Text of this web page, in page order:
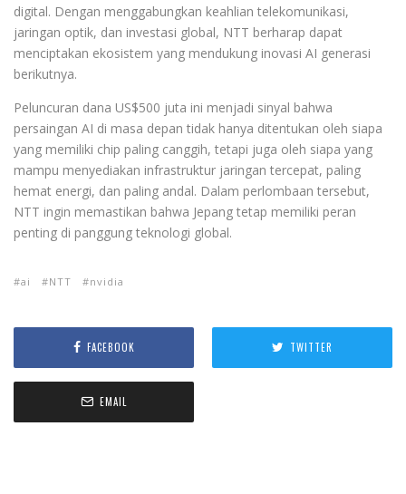
digital. Dengan menggabungkan keahlian telekomunikasi,
jaringan optik, dan investasi global, NTT berharap dapat
menciptakan ekosistem yang mendukung inovasi AI generasi
berikutnya.
Peluncuran dana US$500 juta ini menjadi sinyal bahwa
persaingan AI di masa depan tidak hanya ditentukan oleh siapa
yang memiliki chip paling canggih, tetapi juga oleh siapa yang
mampu menyediakan infrastruktur jaringan tercepat, paling
hemat energi, dan paling andal. Dalam perlombaan tersebut,
NTT ingin memastikan bahwa Jepang tetap memiliki peran
penting di panggung teknologi global.
ai NTT nvidia
FACEBOOK TWITTER
EMAIL